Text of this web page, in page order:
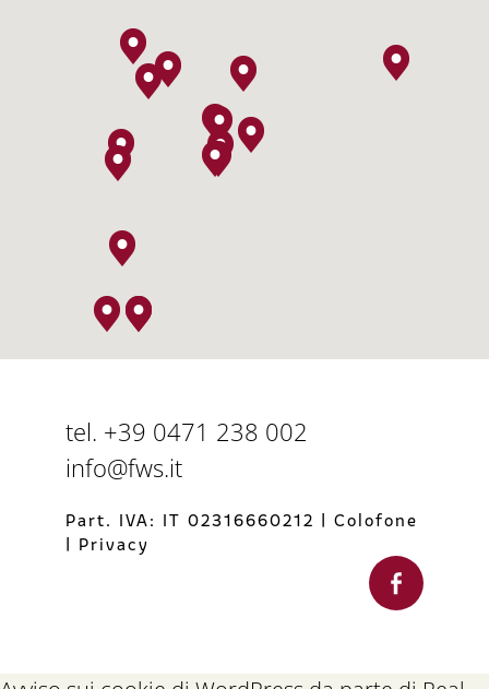
tel. +39 0471 238 002
info@fws.it
Part. IVA: IT 02316660212 | Colofone
| Privacy